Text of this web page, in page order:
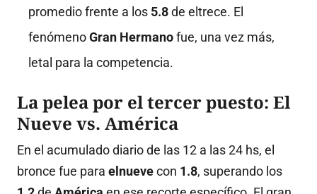
promedio frente a los 5.8de eltrece. El
fenómenoGran Hermanofue, una vez más,
letal para la competencia.
La pelea por el tercer puesto: El
Nueve vs. América
En el acumulado diario de las 12 a las 24 hs, el
bronce fue para elnuevecon 1.8, superando los